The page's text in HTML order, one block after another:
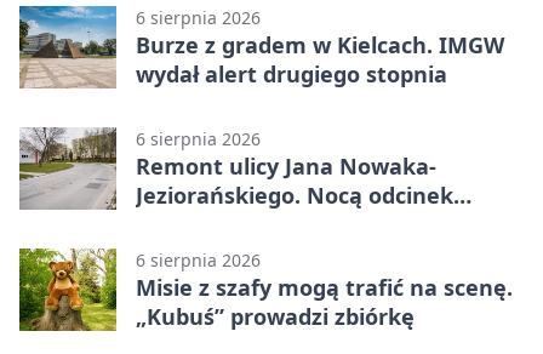
6 sierpnia 2026
Burze z gradem w Kielcach. IMGW
wydał alert drugiego stopnia
6 sierpnia 2026
Remont ulicy Jana Nowaka-
Jeziorańskiego. Nocą odcinek
6 sierpnia 2026
Misie z szafy mogą trafić na scenę.
„Kubuś” prowadzi zbiórkę